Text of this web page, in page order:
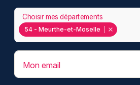
54 - Meurthe-et-Moselle
Choisir mes départements
Mon email